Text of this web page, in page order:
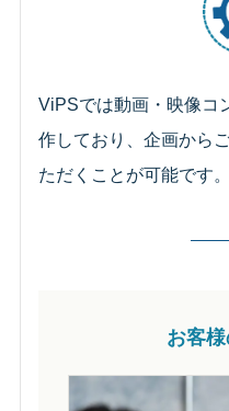
ViPSでは動画・映像コ
作しており、企画から
ただくことが可能です。
お客